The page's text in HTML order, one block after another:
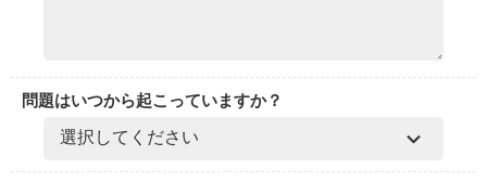
問題はいつから起こっていますか？